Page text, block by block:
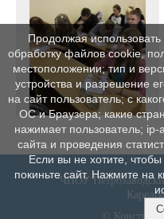
ЧПОУ
©
Продолжая
обработку файлов cookie,
местоположении; тип и
устройства и разрешение
на сайт пользователь; с
ОС и Браузера; какие
нажимает пользователь;
сайта и проведения
Если вы не хотите,
покиньте сайт. Нажмите на